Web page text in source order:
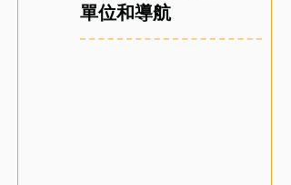
單位和導航